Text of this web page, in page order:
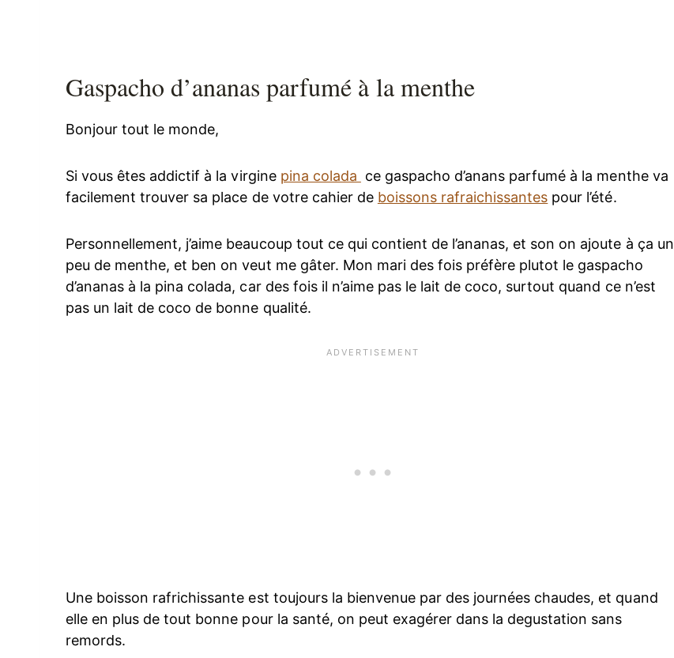
Gaspacho d’ananas parfumé à la menthe
Bonjour tout le monde,
Si vous êtes addictif à la virgine pina colada ce gaspacho d’anans parfumé à la menthe va
facilement trouver sa place de votre cahier de boissons rafraichissantes pour l’été.
Personnellement, j’aime beaucoup tout ce qui contient de l’ananas, et son on ajoute à ça un
peu de menthe, et ben on veut me gâter. Mon mari des fois préfère plutot le gaspacho
d’ananas à la pina colada, car des fois il n’aime pas le lait de coco, surtout quand ce n’est
pas un lait de coco de bonne qualité.
Une boisson rafrichissante est toujours la bienvenue par des journées chaudes, et quand
elle en plus de tout bonne pour la santé, on peut exagérer dans la degustation sans
remords.